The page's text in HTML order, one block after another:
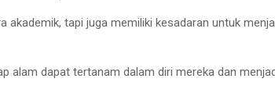
akademik, tapi juga memiliki kesadaran untuk
alam dapat tertanam dalam diri mereka dan